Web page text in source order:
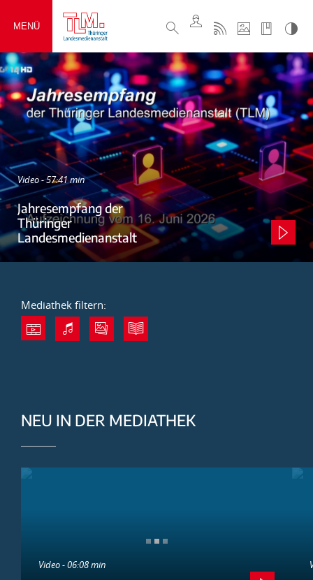
MENÜ
Video - 57:41 min
Jahresempfang der
Thüringer
Landesmedienanstalt
Mediathek filtern:
NEU IN DER MEDIATHEK
Video - 06:08 min